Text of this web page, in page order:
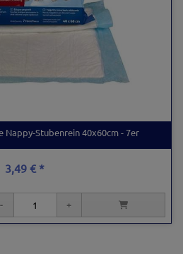
Nappy-Stubenrein 40x60cm - 7er
3,49 € *